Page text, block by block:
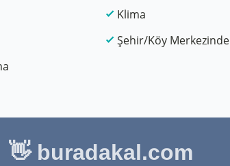
Klima
Şehir/Köy Merkezinde
👋 buradakal.com